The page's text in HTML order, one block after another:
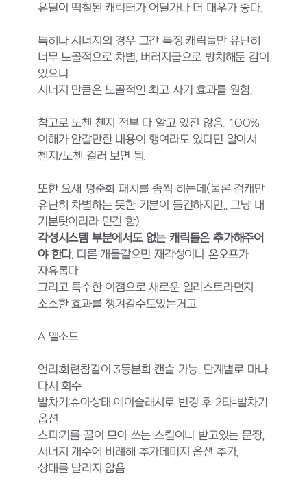
유틸이 떡칠된 캐릭터가 어딜가나 더 대우가 좋다.
특히나 시너지의 경우 그간 특정 캐릭들만 유난히
너무 노골적으로 차별, 버러지급으로 방치해둔 감이
있으니
시너지 만큼은 노골적인 최고 사기 효과를 원함.
참고로 노첸 첸지 전부 다 알고 있진 않음. 100%
이해가 안갈만한 내용이 행여라도 있다면 알아서
첸지/노첸 걸러 보면 됨.
또한 요새 평준화 패치를 좀씩 하는데(물론 검캐만
유난히 차별하는 듯한 기분이 들긴하지만.. 그냥 내
기분탓이리라 믿긴 함)
각성시스템 부분에서도 없는 캐릭들은 추가해주어
야 한다. 다른 캐들같으면 재각성이나 온오프가
자유롭다
그리고 특수한 이점으로 새로운 일러스트라던지
소소한 효과를 챙겨갈수도있는거고
A 엘소드
언리:화련참같이 3등분화 캔슬 가능, 단계별로 마나
다시 회수
발차기:슈아상태 에어슬래시로 변경 후 2타=발차기
옵션
스파:기를 끌어 모아 쓰는 스킬이니 받고있는 문장,
시너지 개수에 비례해 추가데미지 옵션 추가,
상대를 날리지 않음